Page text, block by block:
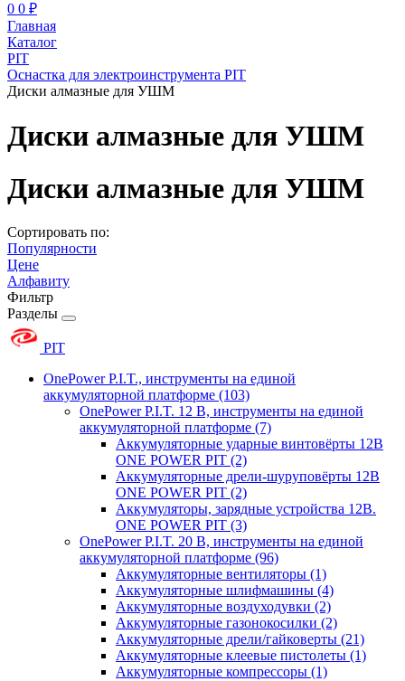
0 0 ₽
Главная
Каталог
PIT
Оснастка для электроинструмента PIT
Диски алмазные для УШМ
Диски алмазные для УШМ
Диски алмазные для УШМ
Сортировать по:
Популярности
Цене
Алфавиту
Фильтр
Разделы
PIT
OnePower P.I.T., инструменты на единой
аккумуляторной платформе (103)
OnePower P.I.T. 12 В, инструменты на единой
аккумуляторной платформе (7)
Аккумуляторные ударные винтовёрты 12В
ONE POWER PIT (2)
Аккумуляторные дрели-шуруповёрты 12В
ONE POWER PIT (2)
Аккумуляторы, зарядные устройства 12В.
ONE POWER PIT (3)
OnePower P.I.T. 20 В, инструменты на единой
аккумуляторной платформе (96)
Аккумуляторные вентиляторы (1)
Аккумуляторные шлифмашины (4)
Аккумуляторные воздуходувки (2)
Аккумуляторные газонокосилки (2)
Аккумуляторные дрели/гайковерты (21)
Аккумуляторные клеевые пистолеты (1)
Аккумуляторные компрессоры (1)